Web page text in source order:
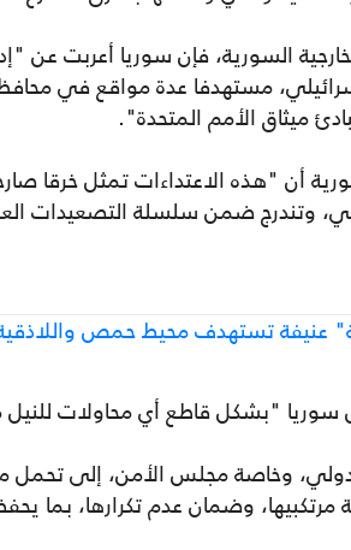
السورية، فإن سوريا أعربت عن
مستهدفا عدة مواقع في
ميثاق الأمم المتحدة".
أن "هذه الاعتداءات تمثل خرقا
وتندرج ضمن سلسلة التصعيدات
عنيفة تستهدف محيط حمص
"بشكل قاطع أي محاولات للنيل
وخاصة مجلس الأمن، إلى تحمل
مرتكبيها، وضمان عدم تكرارها، بما